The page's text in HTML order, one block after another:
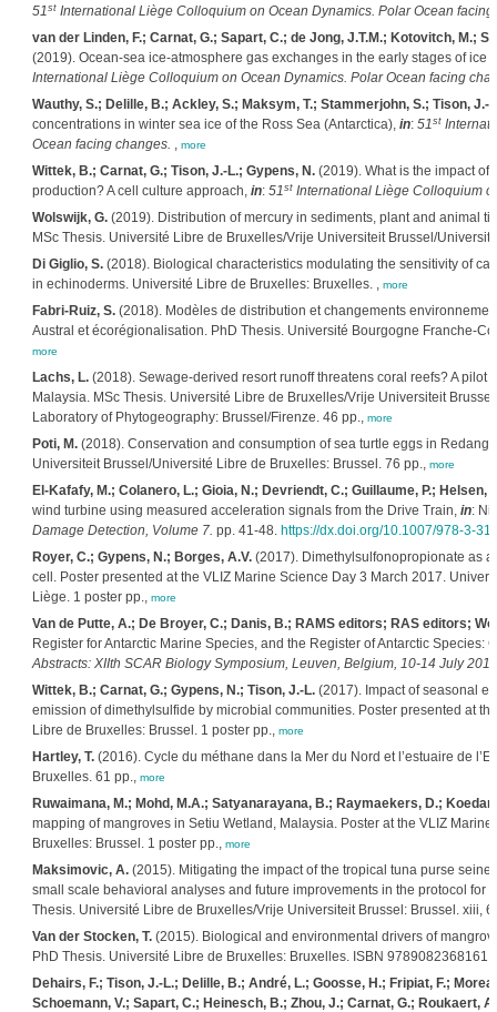
51stInternational Liège Colloquium on Ocean Dynamics. Polar Ocean facing
van der Linden, F.; Carnat, G.; Sapart, C.; de Jong, J.T.M.; Kotovitch, M.;
(2019). Ocean-sea ice-atmosphere gas exchanges in the early stages of ice
International Liège Colloquium on Ocean Dynamics. Polar Ocean facing
Wauthy, S.; Delille, B.; Ackley, S.; Maksym, T.; Stammerjohn, S.; Tison, J.-
concentrations in winter sea ice of the Ross Sea (Antarctica), in: 51st
Ocean facing changes. , more
Wittek, B.; Carnat, G.; Tison, J.-L.; Gypens, N.(2019). What is the impact of
production? A cell culture approach, in: 51stInternational Liège Colloquium
Wolswijk, G.(2019). Distribution of mercury in sediments, plant and animal
MSc Thesis. Université Libre de Bruxelles/Vrije Universiteit Brussel/
Di Giglio, S.(2018). Biological characteristics modulating the sensitivity of
in echinoderms. Université Libre de Bruxelles: Bruxelles. , more
Fabri-Ruiz, S.(2018). Modèles de distribution et changements
Austral et écorégionalisation. PhD Thesis. Université Bourgogne Franche-
more
Lachs, L.(2018). Sewage-derived resort runoff threatens coral reefs? A pilot
Malaysia. MSc Thesis. Université Libre de Bruxelles/Vrije Universiteit
Laboratory of Phytogeography: Brussel/Firenze. 46 pp., more
Poti, M.(2018). Conservation and consumption of sea turtle eggs in Redang
Universiteit Brussel/Université Libre de Bruxelles: Brussel. 76 pp., more
El-Kafafy, M.; Colanero, L.; Gioia, N.; Devriendt, C.; Guillaume, P.; Helsen,
wind turbine using measured acceleration signals from the Drive Train, in:
Damage Detection, Volume 7. pp. 41-48. https://dx.doi.org/10.1007/978-3-
Royer, C.; Gypens, N.; Borges, A.V.(2017). Dimethylsulfonopropionate as
cell. Poster presented at the VLIZ Marine Science Day 3 March 2017.
Liège. 1 poster pp., more
Van de Putte, A.; De Broyer, C.; Danis, B.; RAMS editors; RAS editors;
Register for Antarctic Marine Species, and the Register of Antarctic Species:
Abstracts: XIIth SCAR Biology Symposium, Leuven, Belgium, 10-14 July
Wittek, B.; Carnat, G.; Gypens, N.; Tison, J.-L.(2017). Impact of seasonal
emission of dimethylsulfide by microbial communities. Poster presented at
Libre de Bruxelles: Brussel. 1 poster pp., more
Hartley, T.(2016). Cycle du méthane dans la Mer du Nord et l’estuaire de
Bruxelles. 61 pp., more
Ruwaimana, M.; Mohd, M.A.; Satyanarayana, B.; Raymaekers, D.;
mapping of mangroves in Setiu Wetland, Malaysia. Poster at the VLIZ
Bruxelles: Brussel. 1 poster pp., more
Maksimovic, A.(2015). Mitigating the impact of the tropical tuna purse seine
small scale behavioral analyses and future improvements in the protocol for
Thesis. Université Libre de Bruxelles/Vrije Universiteit Brussel: Brussel. xiii,
Van der Stocken, T.(2015). Biological and environmental drivers of
PhD Thesis. Université Libre de Bruxelles: Bruxelles. ISBN 9789082368161.
Dehairs, F.; Tison, J.-L.; Delille, B.; André, L.; Goosse, H.; Fripiat, F.;
Schoemann, V.; Sapart, C.; Heinesch, B.; Zhou, J.; Carnat, G.; Roukaert,